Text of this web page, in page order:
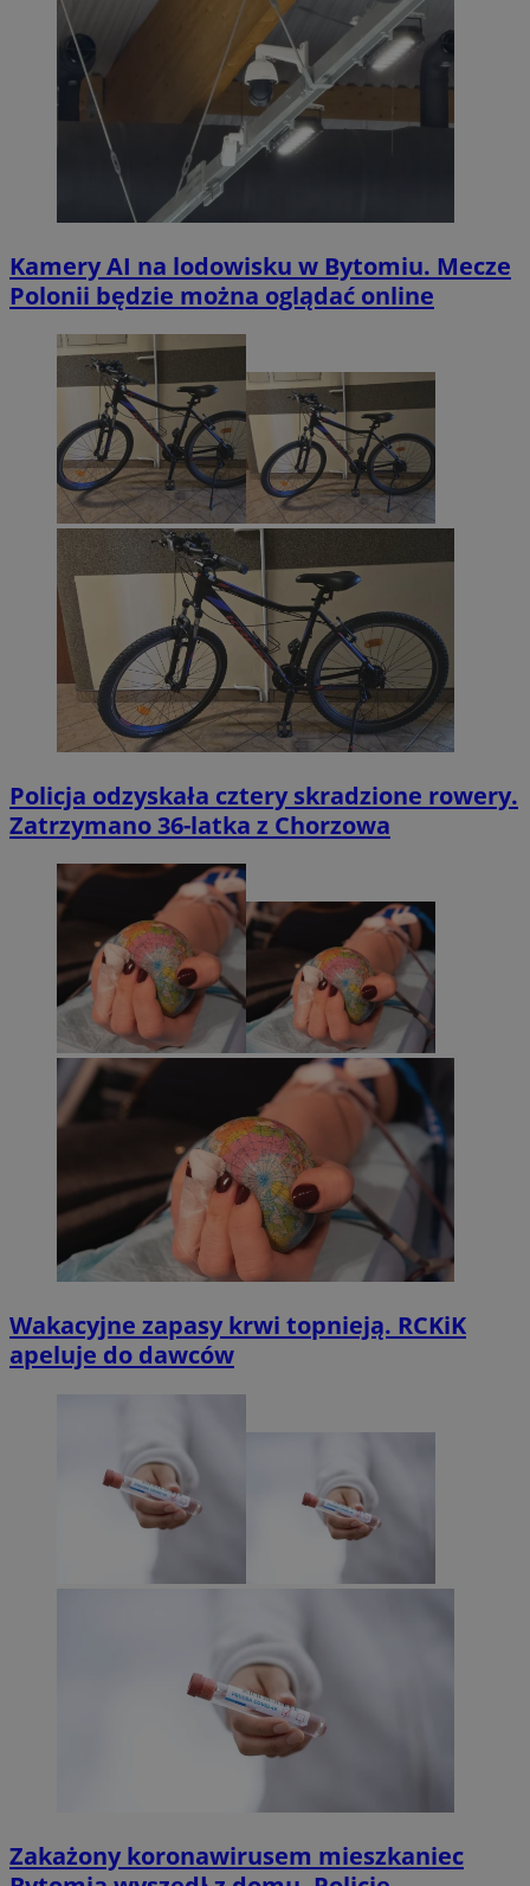
Kamery AI na lodowisku w Bytomiu. Mecze
Polonii będzie można oglądać online
Policja odzyskała cztery skradzione rowery.
Zatrzymano 36-latka z Chorzowa
Wakacyjne zapasy krwi topnieją. RCKiK
apeluje do dawców
Zakażony koronawirusem mieszkaniec